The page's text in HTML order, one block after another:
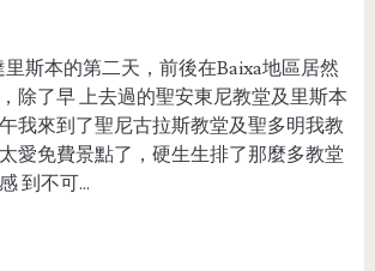
斯本的第二天，前後在Baixa地區居然
除了早 上去過的聖安東尼教堂及里斯本
我來到了聖尼古拉斯教堂及聖多明我教
愛免費景點了，硬生生排了那麼多教堂
到不可...